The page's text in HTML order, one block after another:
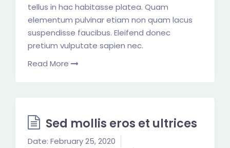
tellus in hac habitasse platea. Quam
elementum pulvinar etiam non quam lacus
suspendisse faucibus. Eleifend donec
pretium vulputate sapien nec.
Read More
Sed mollis eros et ultrices
Date: February 25, 2020